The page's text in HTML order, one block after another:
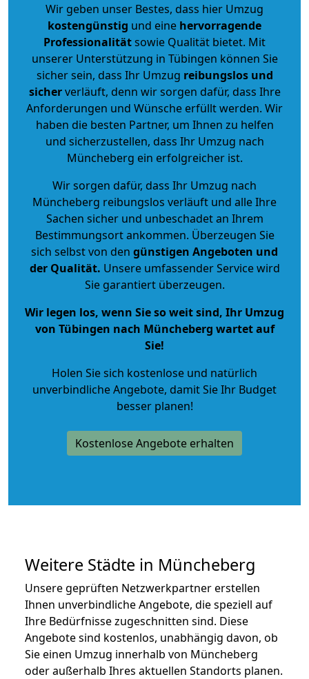
Wir geben unser Bestes, dass hier Umzug
kostengünstig und eine hervorragende
Professionalitätsowie Qualität bietet. Mit
unserer Unterstützung in Tübingen können Sie
sicher sein, dass Ihr Umzug reibungslos und
sicherverläuft, denn wir sorgen dafür, dass Ihre
Anforderungen und Wünsche erfüllt werden. Wir
haben die besten Partner, um Ihnen zu helfen
und sicherzustellen, dass Ihr Umzug nach
Müncheberg ein erfolgreicher ist.
Wir sorgen dafür, dass Ihr Umzug nach
Müncheberg reibungslos verläuft und alle Ihre
Sachen sicher und unbeschadet an Ihrem
Bestimmungsort ankommen. Überzeugen Sie
sich selbst von den günstigen Angeboten und
der Qualität. Unsere umfassender Service wird
Sie garantiert überzeugen.
Wir legen los, wenn Sie so weit sind, Ihr Umzug
von Tübingen nach Müncheberg wartet auf
Sie!
Holen Sie sich kostenlose und natürlich
unverbindliche Angebote, damit Sie Ihr Budget
besser planen!
Kostenlose Angebote erhalten
Weitere Städte in Müncheberg
Unsere geprüften Netzwerkpartner erstellen
Ihnen unverbindliche Angebote, die speziell auf
Ihre Bedürfnisse zugeschnitten sind. Diese
Angebote sind kostenlos, unabhängig davon, ob
Sie einen Umzug innerhalb von Müncheberg
oder außerhalb Ihres aktuellen Standorts planen.